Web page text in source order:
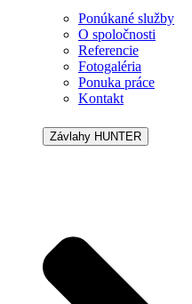
Ponúkané služby
O spoločnosti
Referencie
Fotogaléria
Ponuka práce
Kontakt
Závlahy HUNTER